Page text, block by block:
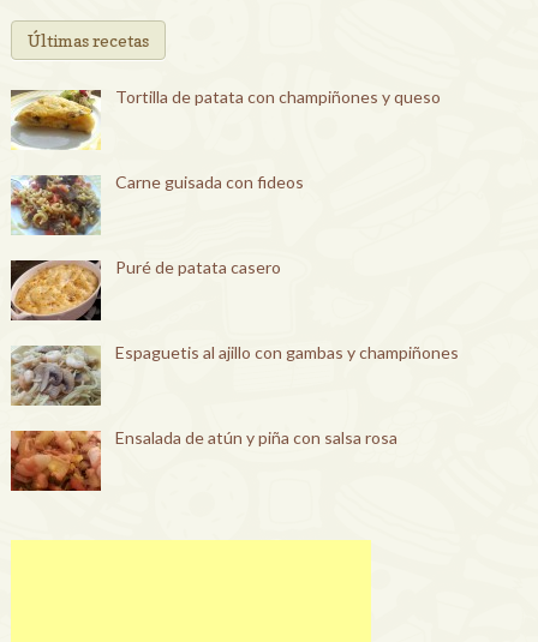
Últimas recetas
Tortilla de patata con champiñones y queso
Carne guisada con fideos
Puré de patata casero
Espaguetis al ajillo con gambas y champiñones
Ensalada de atún y piña con salsa rosa